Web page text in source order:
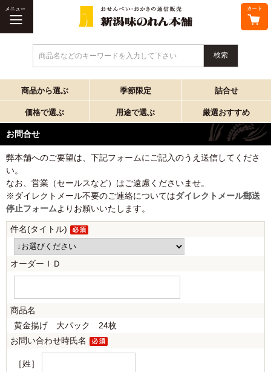
商品名などのキーワードを入力して下さい
商品から選ぶ 季節限定 詰合せ
価格で選ぶ 用途で選ぶ 厳選おすすめ
お問合せ
弊本舗へのご要望は、下記フォームにご記入のうえ送信してくださ
い。
なお、営業（セールスなど）はご遠慮くださいませ。
※ダイレクトメール不要のご連絡についてはダイレクトメール郵送
停止フォームよりお願いいたします。
件名(タイトル)
オーダーＩＤ
商品名
黄金揚げ 大パック 24枚
お問い合わせ時氏名
［姓］